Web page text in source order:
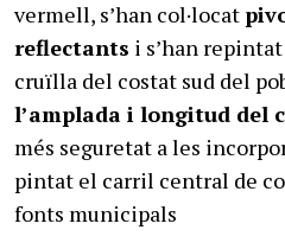
vermell, s’han col·locat
reflectants i s’han
cruïlla del costat sud del
l’amplada i longitud del
més seguretat a les
pintat el carril central de
fonts municipals